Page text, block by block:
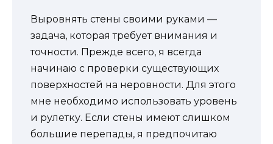
Выровнять стены своими руками —
задача, которая требует внимания и
точности. Прежде всего, я всегда
начинаю с проверки существующих
поверхностей на неровности. Для этого
мне необходимо использовать уровень
и рулетку. Если стены имеют слишком
большие перепады, я предпочитаю